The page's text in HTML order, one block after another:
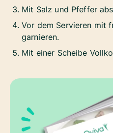
Mit Salz und Pfeffer
Vor dem Servieren mit
garnieren.
Mit einer Scheibe